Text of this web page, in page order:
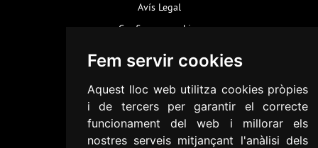
Fem servir cookies
Aquest lloc web utilitza cookies pròpies
i de tercers per garantir el correcte
funcionament del web i millorar els
nostres serveis mitjançant l'anàlisi dels
Avís Legal
Configurar cookies
Política de Cookies
Informació addicional RGPD
Accessibilitat
Mapa web